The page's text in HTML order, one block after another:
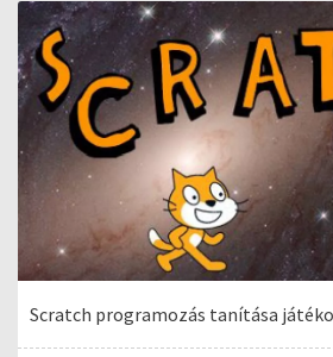
Scratch programozás tanítása